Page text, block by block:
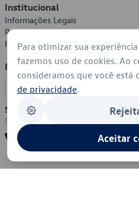
Institucional
Informações Legais
Política de Privacidade
Política de Cookies
Formas de Pagamento
Segurança
Para otimizar sua
fazemos uso de cookies. Ao
consideramos que você está
de privacidade.
Aceitar